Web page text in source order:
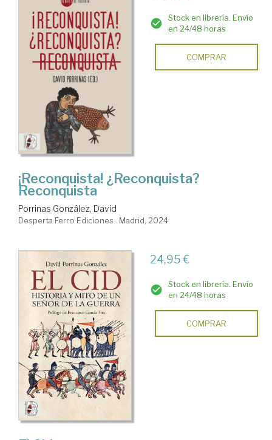
Stock en librería. Envío
en 24/48 horas
COMPRAR
¡Reconquista! ¿Reconquista?
Reconquista
Porrinas González, David
Desperta Ferro Ediciones . Madrid, 2024
24,95 €
Stock en librería. Envío
en 24/48 horas
COMPRAR